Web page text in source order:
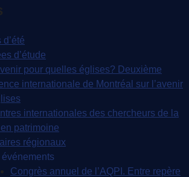
d’été
d’étude
pour quelles églises? Deuxième
internationale de Montréal sur l’avenir
internationales des chercheurs de la
patrimoine
régionaux
Congrès annuel de l’AQPI. Entre repère